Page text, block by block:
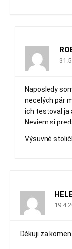
Naposledy
necelých pár
ich testoval ja
Neviem si
Výsuvné
Děkuji za